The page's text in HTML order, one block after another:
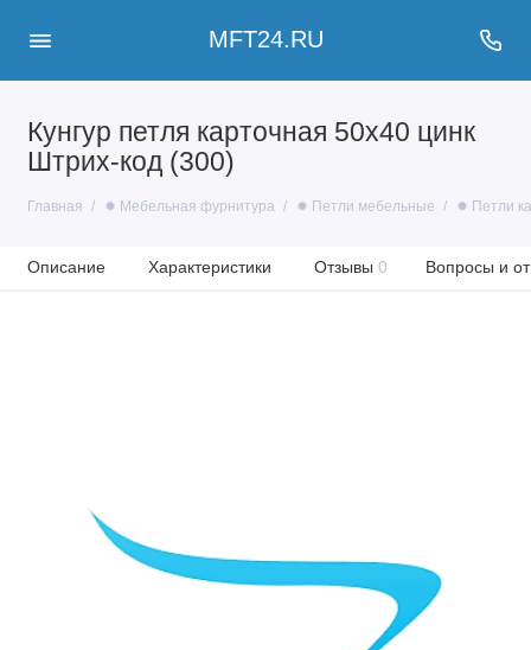
MFT24.RU
Кунгур петля карточная 50x40 цинк
Штрих-код (300)
Главная ✹ Мебельная фурнитура ✹ Петли мебельные ✹ Петли
Описание Характеристики Отзывы 0 Вопросы и